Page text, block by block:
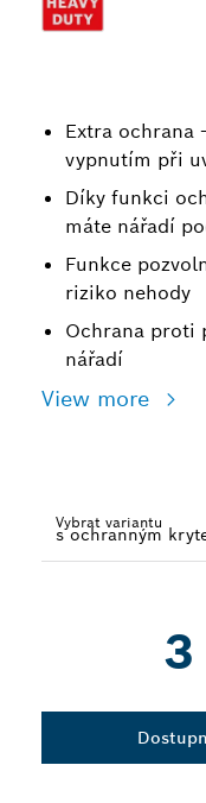
Extra ochrana
vypnutím při
Díky funkci
máte nářadí
Funkce
riziko nehody
Ochrana proti
nářadí
View more
Vybrat variantu
3